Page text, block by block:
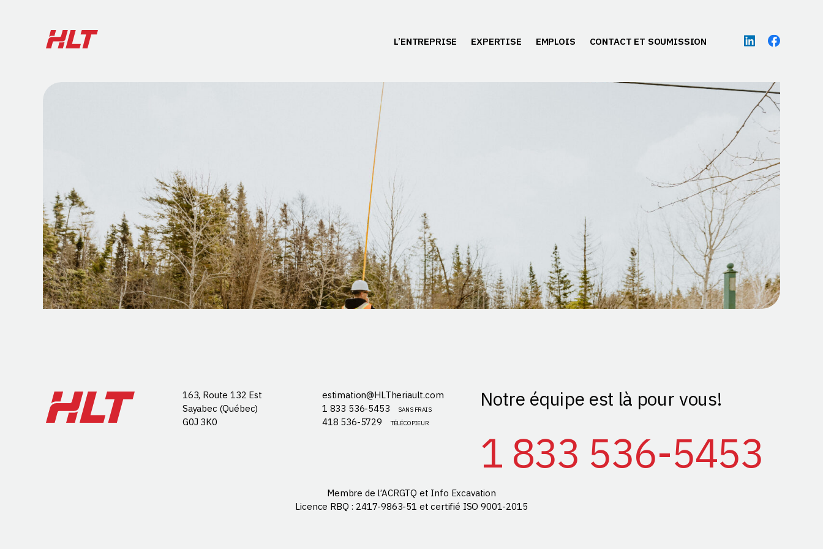
L’ENTREPRISE EXPERTISE EMPLOIS CONTACT ET SOUMISSION
Notre équipe est là pour vous!
1 833 536-5453
163, Route 132 Est
Sayabec (Québec)
G0J 3K0
estimation@HLTheriault.com
1 833 536-5453
SANS FRAIS
418 536-5729 TÉLÉCOPIEUR
Membre de l’ACRGTQ et Info Excavation
Licence RBQ : 2417-9863-51 et certifié ISO 9001-2015